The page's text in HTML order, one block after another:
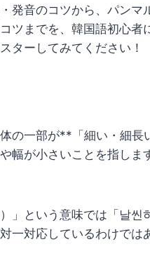
発音のコツから、パン
ツまでを、韓国語初心
ターしてみてください！
体の一部が**「細い・細
幅が小さいことを指し
」という意味では「날
一対応しているわけで